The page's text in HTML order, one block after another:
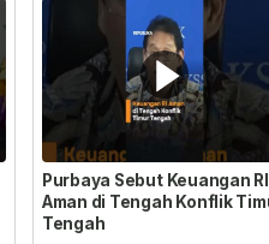
Purbaya Sebut Keuangan RI
Aman di Tengah Konflik
Tengah